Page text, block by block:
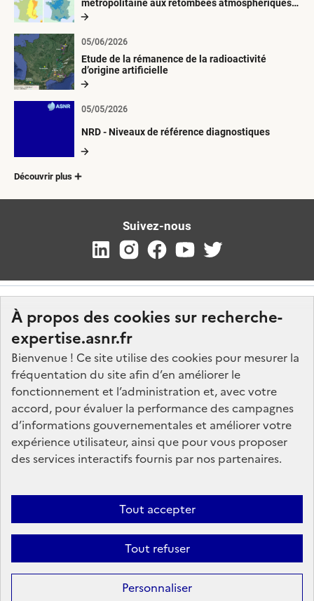
À propos des cookies sur recherche-
expertise.asnr.fr
Bienvenue ! Ce site utilise des cookies pour mesurer la
fréquentation du site afin d’en améliorer le
fonctionnement et l’administration et, avec votre
accord, pour évaluer la performance des campagnes
d’informations gouvernementales et améliorer votre
expérience utilisateur, ainsi que pour vous proposer
des services interactifs fournis par nos partenaires.
Tout accepter
Tout refuser
Personnaliser
métropolitaine aux retombées atmosphériques
radioactives depuis 1945
Etude de la rémanence de la radioactivité
d’origine artificielle
05/06/2026
NRD - Niveaux de référence diagnostiques
05/05/2026
Découvrir plus
Suivez-nous
Nos marchés
Nos offres d'emploi
FAQ
Glossaire
Plan du site